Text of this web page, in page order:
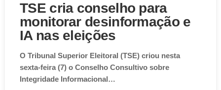
TSE cria conselho para
monitorar desinformação e
IA nas eleições
O Tribunal Superior Eleitoral (TSE) criou nesta
sexta-feira (7) o Conselho Consultivo sobre
Integridade Informacional…